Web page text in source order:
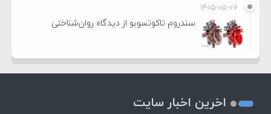
۱۴۰۵-۰۵-۰۷
سندروم تاکوتسوبو از دیدگاه روان‌شناختی
اخرین اخبار سایت